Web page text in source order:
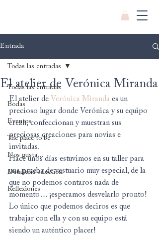
Entrada
Todas las entradas
Bodas
Eventos
The place to be
Nos gusta...
Detallerie selection
Reflexiones
Todas las entradas
El atelier de Verónica Miranda
El atelier de Verónica Miranda es un
precioso lugar donde Verónica y su equipo
crean, confeccionan y muestran sus
preciosas creaciones para novias e
invitadas.
Hace unos días estuvimos en su taller para
una prueba de vestuario muy especial, de la
que no podemos contaros nada de
momento… ¡esperamos desvelarlo pronto!
Lo único que podemos deciros es que
trabajar con ella y con su equipo está
siendo un auténtico placer!